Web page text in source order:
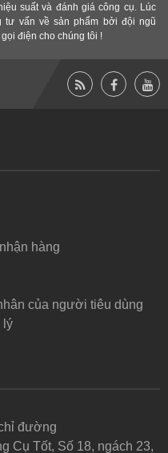
suất và đánh giá công cụ. Lúc
tư vấn về sản phẩm bởi đội ngũ
điện cho chúng tôi !
hàng
của người tiêu dùng
lý
đường
Cụ Tốt, Số 18, ngách 23,